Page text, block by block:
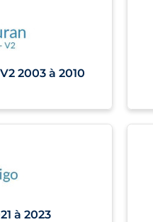
2003 à 2010
à 2023